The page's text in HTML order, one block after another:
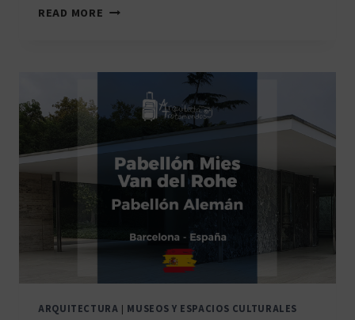
READ MORE MONASTERIO
DE
UNA
ARQUITECTA
ARQUITECTURA | MUSEOS Y ESPACIOS CULTURALES